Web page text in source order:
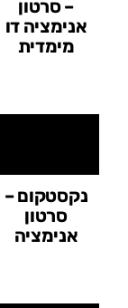
– סרטון
אנימציה דו
מימדית
נקסטקום –
סרטון
אנימציה